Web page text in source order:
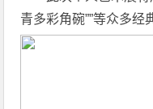
青多彩角碗””等众多经